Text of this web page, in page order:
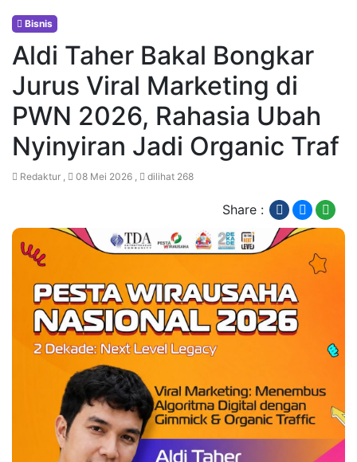
Bisnis
Aldi Taher Bakal Bongkar
Jurus Viral Marketing di
PWN 2026, Rahasia Ubah
Nyinyiran Jadi Organic Traf
Redaktur , 08 Mei 2026 , dilihat 268
Share :